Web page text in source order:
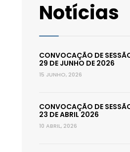
Notícias
CONVOCAÇÃO DE
29 DE JUNHO DE 2026
15 JUNHO, 2026
CONVOCAÇÃO DE
23 DE ABRIL 2026
10 ABRIL, 2026